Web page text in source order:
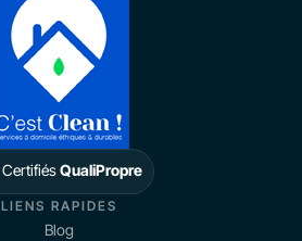
CertifiésQualiPropre
LIENS RAPIDES
Blog